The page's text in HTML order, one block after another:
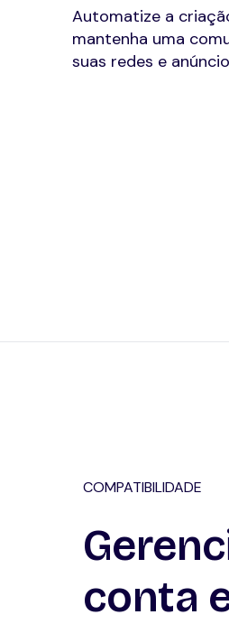
Automatize a
mantenha uma
suas redes e
COMPATIBILIDADE
conta